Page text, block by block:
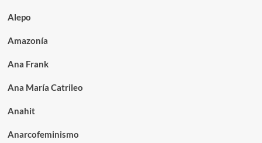
Alepo
Amazonía
Ana Frank
Ana María Catrileo
Anahit
Anarcofeminismo